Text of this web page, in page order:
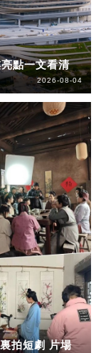
點一文看清
2026-08-04
拍短劇 片場